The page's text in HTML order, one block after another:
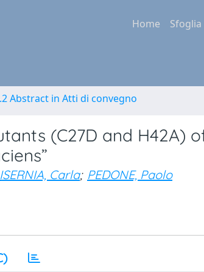
Home Sfoglia
Abstract in Atti di convegno
(C27D and H42A)
ISERNIA, Carla; PEDONE, Paolo